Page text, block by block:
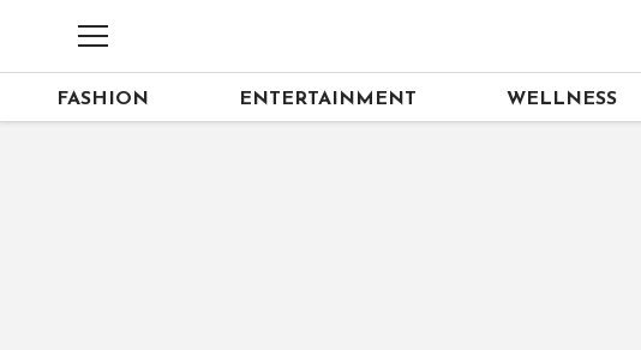
FASHION ENTERTAINMENT WELLNESS